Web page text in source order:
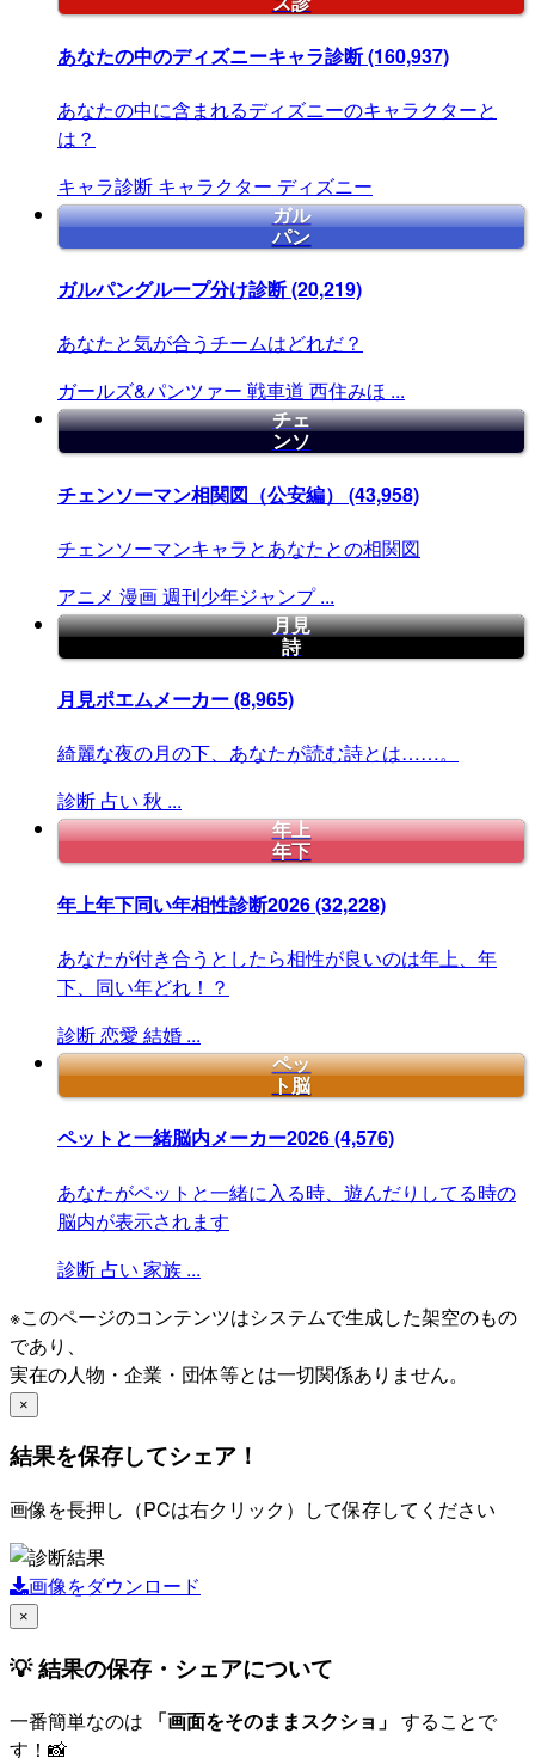
あなたの中のディズニーキャラ診断(160,937)
あなたの中に含まれるディズニーのキャラクターと
は？
キャラ診断 キャラクター ディズニー
ガル
パン
ガルパングループ分け診断(20,219)
あなたと気が合うチームはどれだ？
ガールズ&パンツァー 戦車道 西住みほ ...
チェ
ンソ
チェンソーマン相関図（公安編） (43,958)
チェンソーマンキャラとあなたとの相関図
アニメ 漫画週刊少年ジャンプ ...
月見
詩
月見ポエムメーカー(8,965)
綺麗な夜の月の下、あなたが読む詩とは……。
診断 占い 秋 ...
年上
年下
年上年下同い年相性診断2026(32,228)
あなたが付き合うとしたら相性が良いのは年上、年
下、同い年どれ！？
診断恋愛 結婚 ...
ペッ
ト脳
ペットと一緒脳内メーカー2026(4,576)
あなたがペットと一緒に入る時、遊んだりしてる時の
脳内が表示されます
診断 占い 家族 ...
※このページのコンテンツはシステムで生成した架空のもの
であり、
実在の人物・企業・団体等とは一切関係ありません。
×
結果を保存してシェア！
画像を長押し（PCは右クリック）して保存してください
画像をダウンロード
×
💡 結果の保存・シェアについて
一番簡単なのは 「画面をそのままスクショ」 することで
す！📸